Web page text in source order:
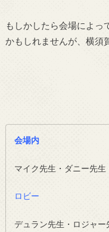
もしかしたら会場によっ
かもしれませんが、横須
会場内
マイク先生・ダニー先
ロビー
デュラン先生・ロジャ